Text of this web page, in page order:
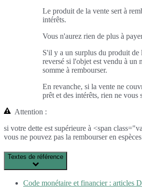
Le produit de la vente sert à
intérêts.
Vous n'aurez rien de plus à
S'il y a un surplus du produit de
reversé si l'objet est vendu à un
somme à rembourser.
En revanche, si la vente ne
prêt et des intérêts, rien ne vous
Attention :
si votre dette est supérieure à <span
vous ne pouvez pas la rembourser en
Textes de référence
Code monétaire et financier : articles